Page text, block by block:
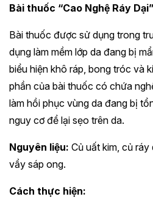
Bài thuốc “Cao Nghệ Ráy Dại”
Bài thuốc được sử dụng trong
dụng làm mềm lớp da đang bị
biểu hiện khô ráp, bong tróc và
phần của bài thuốc có chứa
làm hồi phục vùng da đang bị
nguy cơ để lại sẹo trên da.
Nguyên liệu: Củ uất kim, củ
vẩy sáp ong.
Cách thực hiện: